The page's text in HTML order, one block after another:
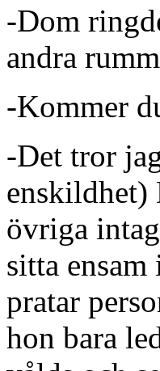
-Dom
andra
-Kommer
-Det tror
enskildhet)
övriga
sitta
pratar
hon bara